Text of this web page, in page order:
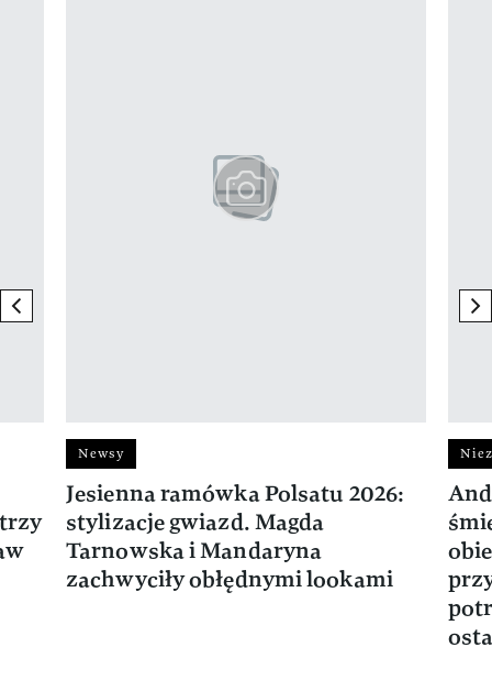
previous element
Newsy
Jesienna ramówka Polsatu 2026:
stylizacje gwiazd. Magda
Tarnowska i Mandaryna
zachwyciły obłędnymi lookami